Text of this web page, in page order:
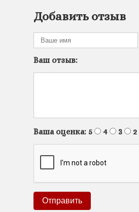
Добавить отзыв
Ваш отзыв:
Ваша оценка: 5 4 3 2